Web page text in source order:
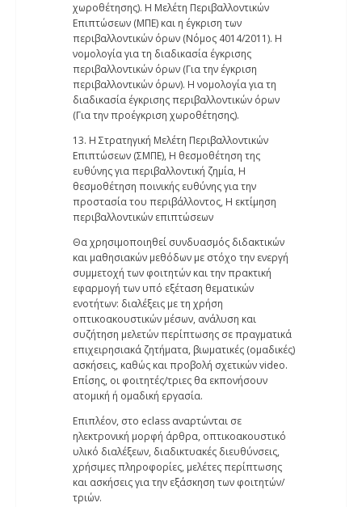
χωροθέτησης). Η Μελέτη Περιβαλλοντικών
Επιπτώσεων (ΜΠΕ) και η έγκριση των
περιβαλλοντικών όρων (Νόμος 4014/2011). Η
νομολογία για τη διαδικασία έγκρισης
περιβαλλοντικών όρων (Για την έγκριση
περιβαλλοντικών όρων). Η νομολογία για τη
διαδικασία έγκρισης περιβαλλοντικών όρων
(Για την προέγκριση χωροθέτησης).
13. Η Στρατηγική Μελέτη Περιβαλλοντικών
Επιπτώσεων (ΣΜΠΕ), Η θεσμοθέτηση της
ευθύνης για περιβαλλοντική ζημία, Η
θεσμοθέτηση ποινικής ευθύνης για την
προστασία του περιβάλλοντος, H εκτίμηση
περιβαλλοντικών επιπτώσεων
Θα χρησιμοποιηθεί συνδυασμός διδακτικών
και μαθησιακών μεθόδων με στόχο την ενεργή
συμμετοχή των φοιτητών και την πρακτική
εφαρμογή των υπό εξέταση θεματικών
ενοτήτων: διαλέξεις με τη χρήση
οπτικοακουστικών μέσων, ανάλυση και
συζήτηση μελετών περίπτωσης σε πραγματικά
επιχειρησιακά ζητήματα, βιωματικές (ομαδικές)
ασκήσεις, καθώς και προβολή σχετικών video.
Επίσης, οι φοιτητές/τριες θα εκπονήσουν
ατομική ή ομαδική εργασία.
Επιπλέον, στο eclass αναρτώνται σε
ηλεκτρονική μορφή άρθρα, οπτικοακουστικό
υλικό διαλέξεων, διαδικτυακές διευθύνσεις,
χρήσιμες πληροφορίες, μελέτες περίπτωσης
και ασκήσεις για την εξάσκηση των φοιτητών/
τριών.